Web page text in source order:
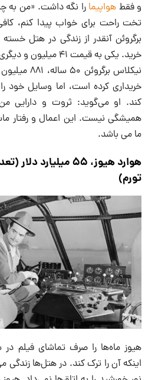
و فقط هواپیما را نگه داشت. «من به
برگروئن آنقدر از زندگی در هتل
خرید. یکی به قیمت ۴۱ میلیون و دیگری به قیمت ۶۳ میلیون.
نیکلاس
خریداری کرده است، اما وسایل خود
کند. او می‌گوید: ثروت و دارایی
همیشگی نیست. این اعمال و رفتار
ما می باشد.
هوارد هیوز، ۵۵
تورم)
هیوز ماه‌ها را صرف تماشای فیلم
اینکه آن را ترک کند. در هتل‌ها زندگی